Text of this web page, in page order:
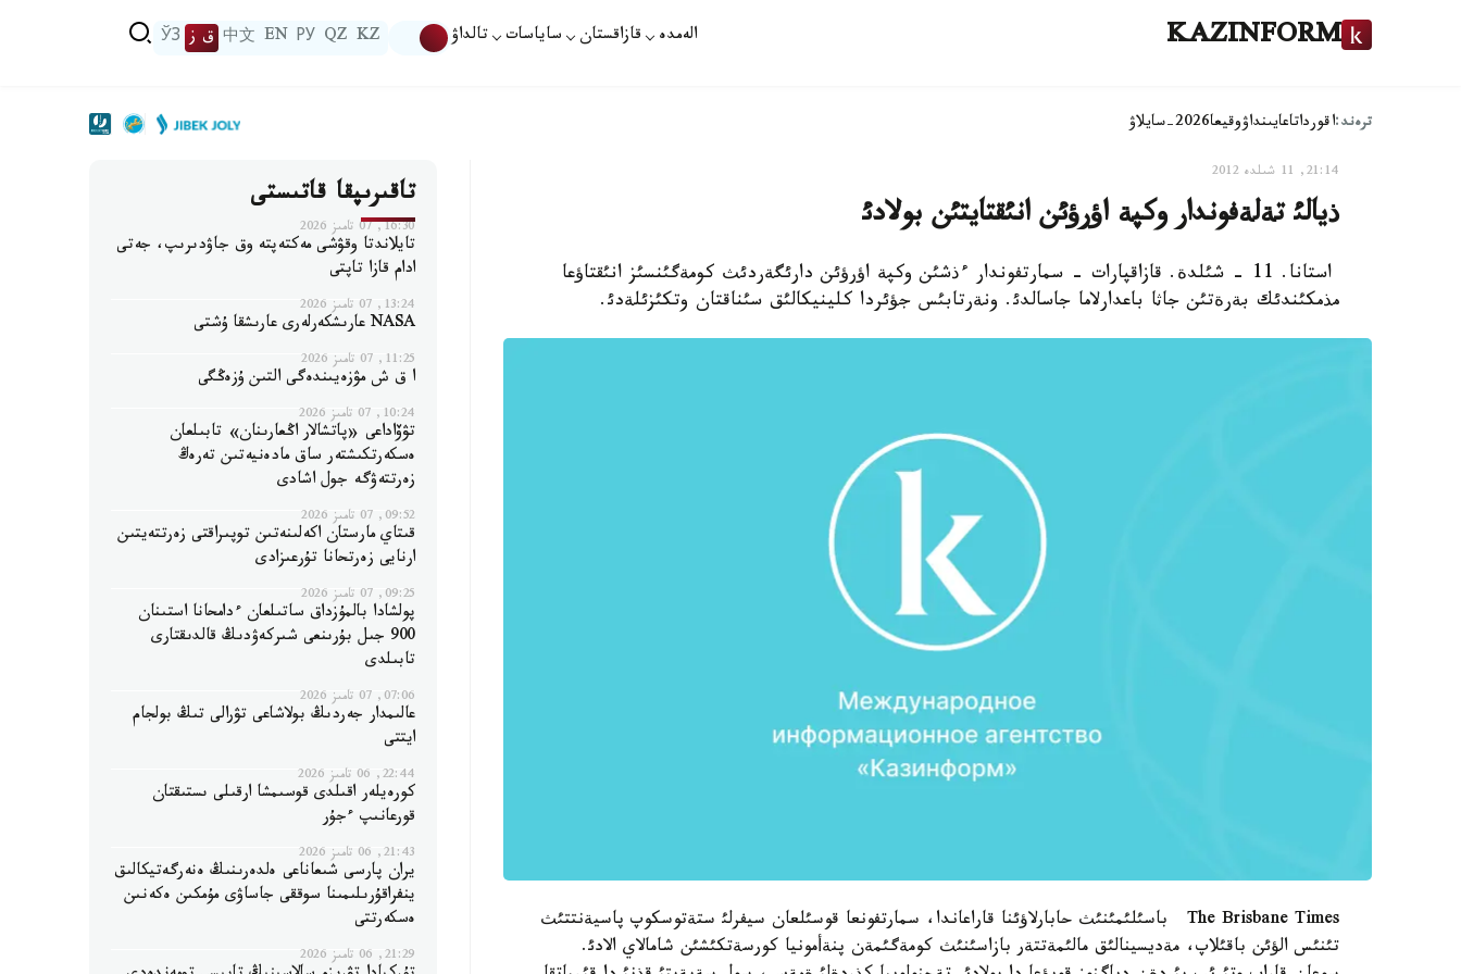
KAZINFORM الەمدە قازاقستان ساياسات تالداۋ KZ
QZ
РУ
EN
中文 ق ز ЎЗ
ترەند:اقورداتاعايىنداۋوقيعا2026-سايلاۋ
21:14, 11 شىلدە 2012
ذيالئ تةلةفوندار وكپة اؤرؤئن انئقتايتئن بولادئ
استانا. 11 - شئلدة. قازاقپارات - سمارتفوندار ءذشئن وكپة اؤرؤئن دارئگةردئث كومةگئنسئز انئقتاؤعا
مذمكئندئك بةرةتئن جاثا باعدارلاما جاسالدئ. ونةرتابئس جؤئردا كلينيكالئق سئناقتان وتكئزئلةدئ.
The Brisbane Times باسئلئمئنئث حابارلاؤئنا قاراعاندا، سمارتفونعا قوسئلعان سيفرلئ ستةتوسكوپ پاسيةنتتئث
تئنئس الؤئن باقئلاپ، مةديسينالئق مالئمةتتةر بازاسئنئث كومةگئمةن پنةأمونيا كورسةتكئشئن شامالاي الادئ.
تاقىرىپقا قاتىستى
16:30, 07 تامىز 2026
تايلاندتا وقۋشى مەكتەپتە وق جاۋدىرىپ، جەتى
ادام قازا تاپتى
13:24, 07 تامىز 2026
NASA عارىشكەرلەرى عارىشقا ۇشتى
11:25, 07 تامىز 2026
ا ق ش مۋزەيىندەگى التىن ۇزەڭگى
10:24, 07 تامىز 2026
تۋۆاداعى «پاتشالار اڭعارىنان» تابىلعان
ەسكەرتكىشتەر ساق مادەنيەتىن تەرەڭ
زەرتتەۋگە جول اشادى
09:52, 07 تامىز 2026
قىتاي مارستان اكەلىنەتىن توپىراقتى زەرتتەيتىن
ارنايى زەرتحانا تۇرعىزادى
09:25, 07 تامىز 2026
پولشادا بالمۇزداق ساتىلعان ءدامحانا استىنان
900 جىل بۇرىنعى شىركەۋدىڭ قالدىقتارى
تابىلدى
07:06, 07 تامىز 2026
عالىمدار جەردىڭ بولاشاعى تۋرالى تىڭ بولجام
ايتتى
22:44, 06 تامىز 2026
كورەيلەر اقىلدى قوسىمشا ارقىلى ىستىقتان
قورعانىپ ءجۇر
21:43, 06 تامىز 2026
يران پارسى شىعاناعى ەلدەرىنىڭ ەنەرگەتيكالىق
ينفراقۇرىلىمىنا سوققى جاساۋى مۇمكىن ەكەنىن
ەسكەرتتى
21:29, 06 تامىز 2026